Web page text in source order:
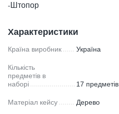
- Штопор
Характеристики
Країна виробник Україна
Кількість
предметів в
наборі
17 предметів
Матеріал кейсу Дерево